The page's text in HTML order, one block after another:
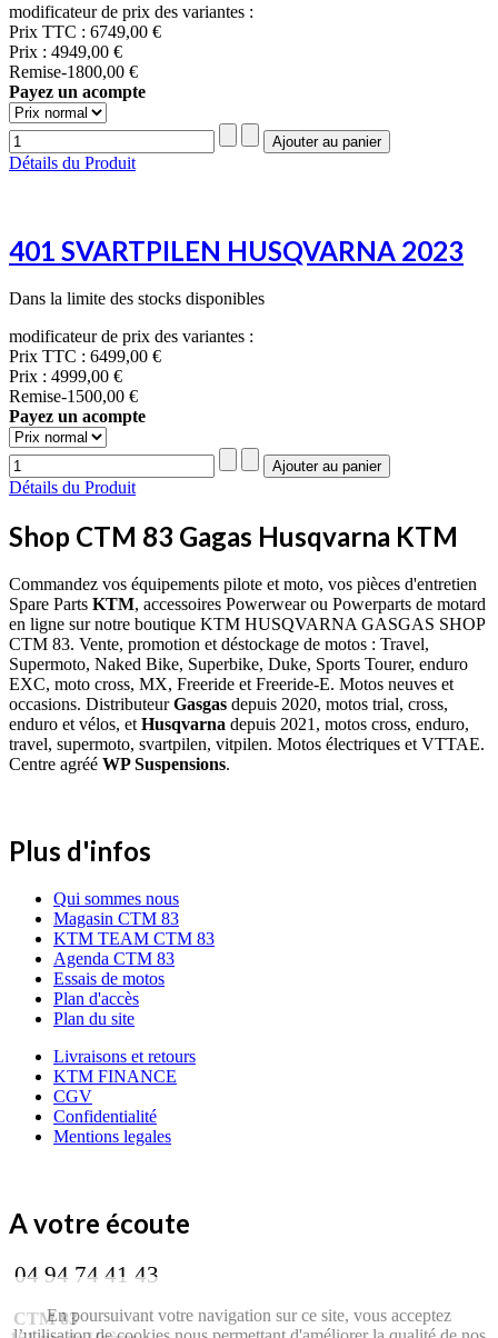
modificateur de prix des variantes :
Prix TTC : 6749,00 €
Prix : 4949,00 €
Remise-1800,00 €
Payez un acompte
Détails du Produit
401 SVARTPILEN HUSQVARNA 2023
Dans la limite des stocks disponibles
modificateur de prix des variantes :
Prix TTC : 6499,00 €
Prix : 4999,00 €
Remise-1500,00 €
Payez un acompte
Détails du Produit
Shop CTM 83 Gagas Husqvarna KTM
Commandez vos équipements pilote et moto, vos pièces d'entretien
Spare Parts KTM, accessoires Powerwear ou Powerparts de motard
en ligne sur notre boutique KTM HUSQVARNA GASGAS SHOP
CTM 83. Vente, promotion et déstockage de motos : Travel,
Supermoto, Naked Bike, Superbike, Duke, Sports Tourer, enduro
EXC, moto cross, MX, Freeride et Freeride-E. Motos neuves et
occasions. DistributeurGasgas depuis 2020, motos trial, cross,
enduro et vélos, et Husqvarna depuis 2021, motos cross, enduro,
travel, supermoto, svartpilen, vitpilen. Motos électriques et VTTAE.
Centre agréé WP Suspensions.
Plus d'infos
Qui sommes nous
Magasin CTM 83
KTM TEAM CTM 83
Agenda CTM 83
Essais de motos
Plan d'accès
Plan du site
Livraisons et retours
KTM FINANCE
CGV
Confidentialité
Mentions legales
A votre écoute
04 94 74 41 43
CTM 83En poursuivant votre navigation sur ce site, vous acceptez